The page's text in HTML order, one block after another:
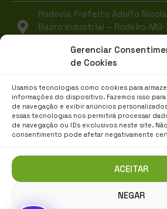
Gerenciar
de Cookies
Usamos tecnologias como cookies para
informações do dispositivo. Fazemos isso
de navegação e exibir anúncios
essas tecnologias nos permitirá processar
de navegação ou IDs exclusivos neste site.
consentimento pode afetar negativamente
ACEITAR
NEGAR
Rodovia Prefeito Adolfo
Bairro Industrial – Rodeiro-
(32) 3577-3300
lopas@grupolopas.com.br